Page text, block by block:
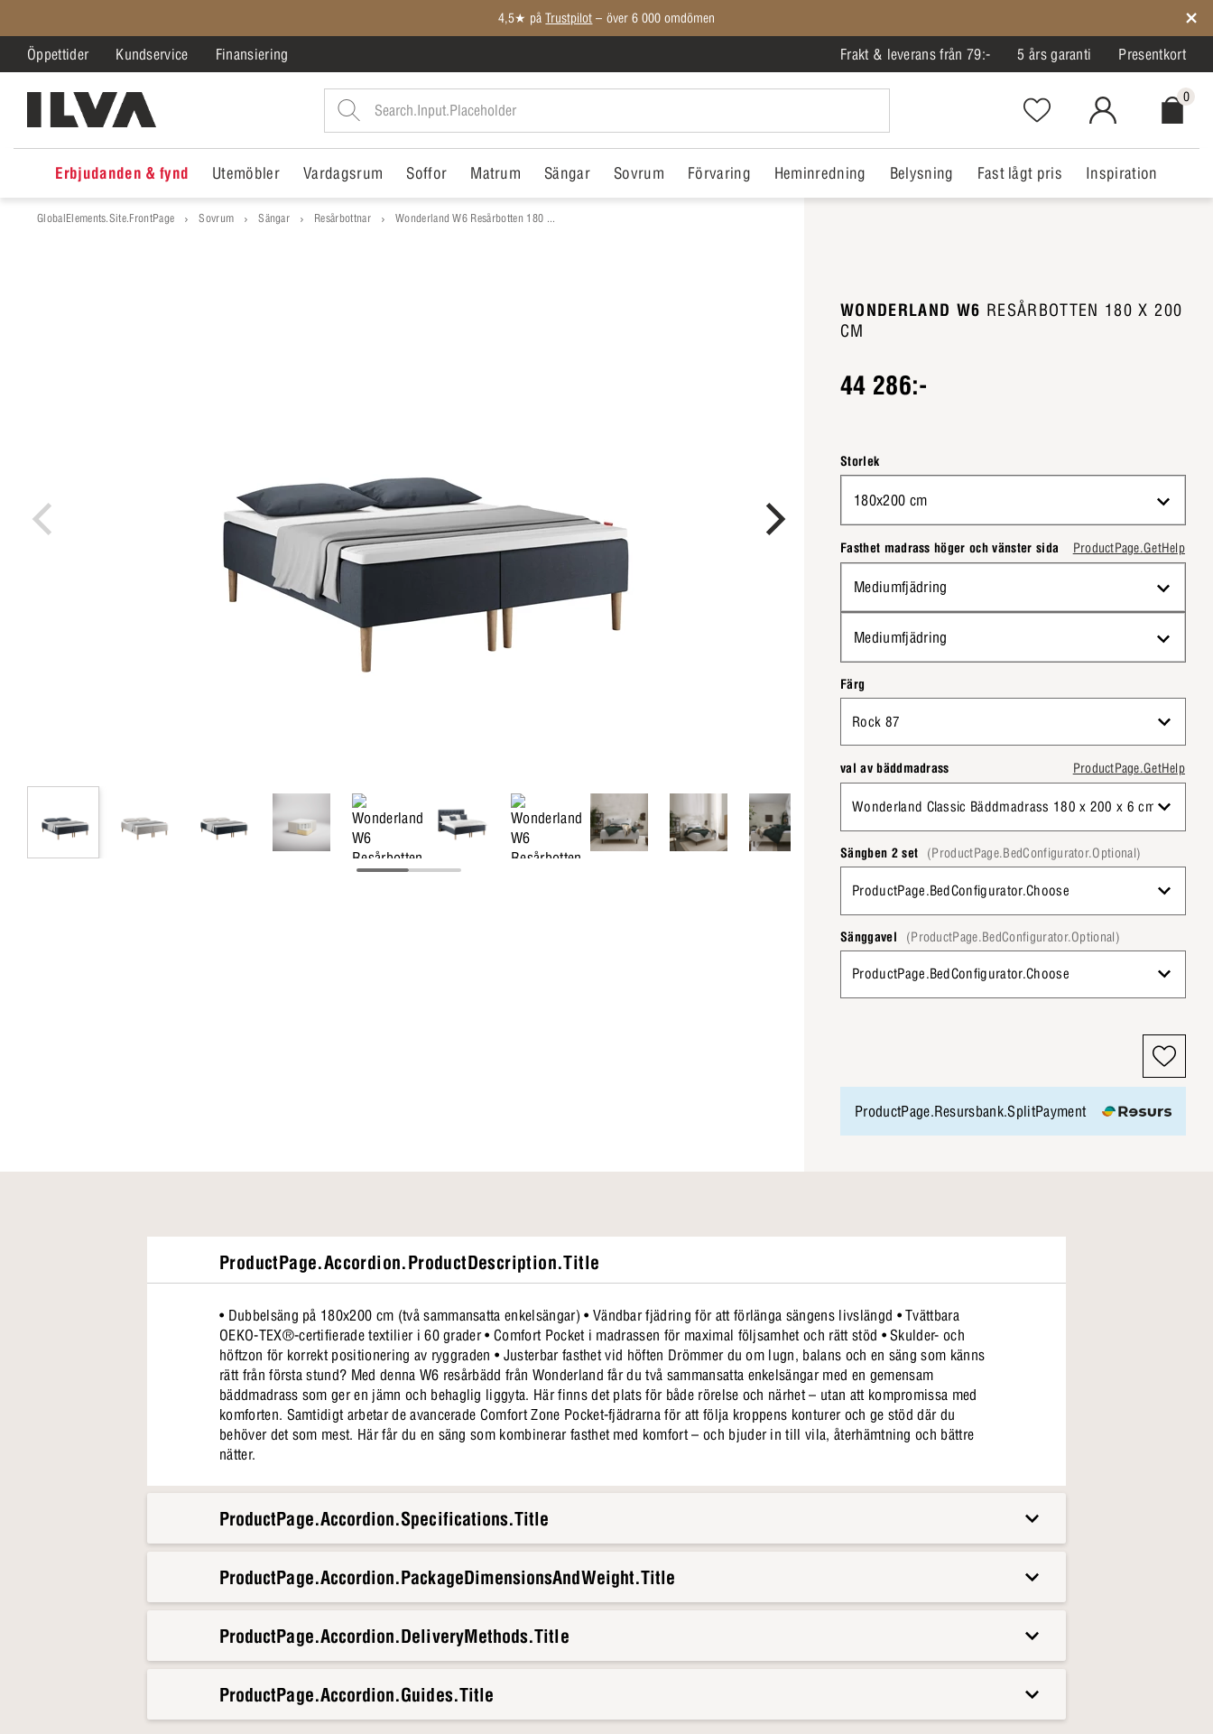
4,5★ påTrustpilot – över 6 000 omdömen
Öppettider Kundservice Finansiering Frakt & leverans från 79:- 5 års garanti Presentkort
Favorites.NavigationButton.Text
MitIlva.Login
0
Erbjudanden & fynd Utemöbler Vardagsrum Soffor Matrum Sängar Sovrum Förvaring Heminredning Belysning Fast lågt pris Inspiration
GlobalElements.Site.FrontPage Sovrum Sängar Resårbottnar Wonderland W6 Resårbotten 180 ...
WONDERLAND W6 RESÅRBOTTEN 180 X 200
CM
44 286:-
Storlek
180x200 cm
Fasthet madrass höger och vänster sida ProductPage.GetHelp
Mediumfjädring
Mediumfjädring
Färg
Rock 87
val av bäddmadrass ProductPage.GetHelp
Wonderland Classic Bäddmadrass 180 x 200 x 6 cm
Sängben 2 set (ProductPage.BedConfigurator.Optional)
ProductPage.BedConfigurator.Choose
Sänggavel (ProductPage.BedConfigurator.Optional)
ProductPage.BedConfigurator.Choose
ProductPage.Resursbank.SplitPayment
ProductPage.Accordion.ProductDescription.Title
• Dubbelsäng på 180x200 cm (två sammansatta enkelsängar) • Vändbar fjädring för att förlänga sängens livslängd • Tvättbara
OEKO-TEX®-certifierade textilier i 60 grader • Comfort Pocket i madrassen för maximal följsamhet och rätt stöd • Skulder- och
höftzon för korrekt positionering av ryggraden • Justerbar fasthet vid höften Drömmer du om lugn, balans och en säng som känns
rätt från första stund? Med denna W6 resårbädd från Wonderland får du två sammansatta enkelsängar med en gemensam
bäddmadrass som ger en jämn och behaglig liggyta. Här finns det plats för både rörelse och närhet – utan att kompromissa med
komforten. Samtidigt arbetar de avancerade Comfort Zone Pocket-fjädrarna för att följa kroppens konturer och ge stöd där du
behöver det som mest. Här får du en säng som kombinerar fasthet med komfort – och bjuder in till vila, återhämtning och bättre
nätter.
ProductPage.Accordion.Specifications.Title
ProductPage.Accordion.PackageDimensionsAndWeight.Title
ProductPage.Accordion.DeliveryMethods.Title
ProductPage.Accordion.Guides.Title